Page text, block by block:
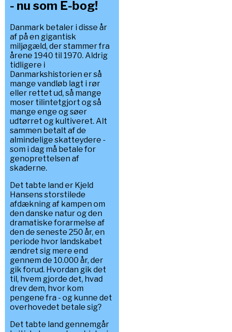
- nu som E-bog!
Danmark betaler i disse år
af på en gigantisk
miljøgæld, der stammer fra
årene 1940 til 1970. Aldrig
tidligere i
Danmarkshistorien er så
mange vandløb lagt i rør
eller rettet ud, så mange
moser tilintetgjort og så
mange enge og søer
udtørret og kultiveret. Alt
sammen betalt af de
almindelige skatteydere -
som i dag må betale for
genoprettelsen af
skaderne.
Det tabte land er Kjeld
Hansens storstilede
afdækning af kampen om
den danske natur og den
dramatiske forarmelse af
den de seneste 250 år, en
periode hvor landskabet
ændret sig mere end
gennem de 10.000 år, der
gik forud. Hvordan gik det
til, hvem gjorde det, hvad
drev dem, hvor kom
pengene fra - og kunne det
overhovedet betale sig?
Det tabte land gennemgår